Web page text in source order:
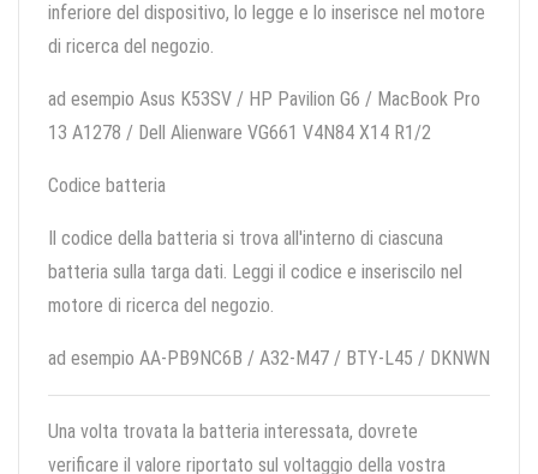
inferiore del dispositivo, lo legge e lo inserisce nel motore
di ricerca del negozio.
ad esempio Asus K53SV / HP Pavilion G6 / MacBook Pro
13 A1278 / Dell Alienware VG661 V4N84 X14 R1/2
Codice batteria
Il codice della batteria si trova all'interno di ciascuna
batteria sulla targa dati. Leggi il codice e inseriscilo nel
motore di ricerca del negozio.
ad esempio AA-PB9NC6B / A32-M47 / BTY-L45 / DKNWN
Una volta trovata la batteria interessata, dovrete
verificare il valore riportato sul voltaggio della vostra